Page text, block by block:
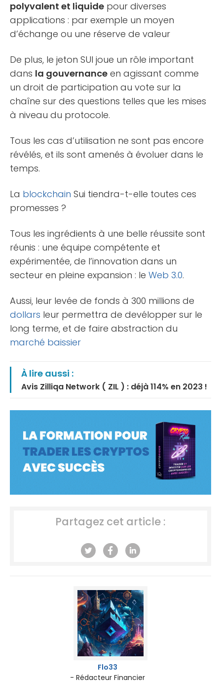
polyvalent et liquide pour diverses
applications : par exemple un moyen
d’échange ou une réserve de valeur
De plus, le jeton SUI joue un rôle important
dans la gouvernance en agissant comme
un droit de participation au vote sur la
chaîne sur des questions telles que les mises
à niveau du protocole.
Tous les cas d’utilisation ne sont pas encore
révélés, et ils sont amenés à évoluer dans le
temps.
La blockchain Sui tiendra-t-elle toutes ces
promesses ?
Tous les ingrédients à une belle réussite sont
réunis : une équipe compétente et
expérimentée, de l’innovation dans un
secteur en pleine expansion : le Web 3.0.
Aussi, leur levée de fonds à 300 millions de
dollars leur permettra de devélopper sur le
long terme, et de faire abstraction du
marché baissier
À lire aussi :
Avis Zilliqa Network ( ZIL ) : déjà 114% en 2023 !
Partagez cet article :
Flo33
- Rédacteur Financier